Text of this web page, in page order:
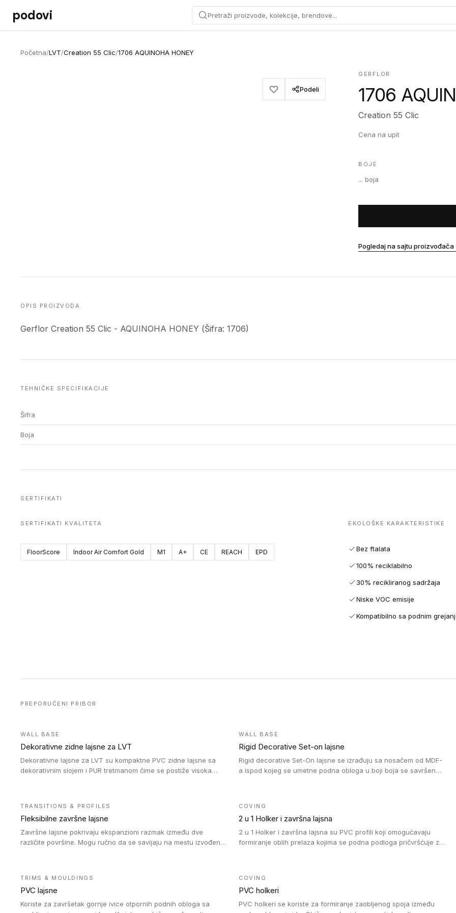
Preskoči na sadržaj
podovi Pretraži proizvode, kolekcije, brendove...
Početna/LVT/Creation 55 Clic/1706 AQUINOHA HONEY
Podeli
GERFLOR
1706
Creation 55 Clic
Cena na upit
BOJE
... boja
Pogledaj na sajtu proizvođača
OPIS PROIZVODA
Gerflor Creation 55 Clic - AQUINOHA HONEY (Šifra: 1706)
TEHNIČKE SPECIFIKACIJE
Šifra
Boja
SERTIFIKATI
SERTIFIKATI KVALITETA
FloorScore Indoor Air Comfort Gold M1 A+ CE REACH EPD
EKOLOŠKE KARAKTERISTIKE
Bez ftalata
100% reciklabilno
30% recikliranog sadržaja
Niske VOC emisije
Kompatibilno sa podnim
PREPORUČENI PRIBOR
WALL BASE
Dekorativne zidne lajsne za LVT
Dekorativne lajsne za LVT su kompaktne PVC zidne lajsne sa
dekorativnim slojem i PUR tretmanom čime se postiže visoka
WALL BASE
Rigid Decorative Set-on lajsne
Rigid decorative Set-On lajsne se izrađuju sa nosačem od MDF-
a ispod kojeg se umetne podna obloga u boji boja se savršeno
TRANSITIONS & PROFILES
Fleksibilne završne lajsne
Završne lajsne pokrivaju ekspanzioni razmak između dve
različite površine. Mogu ručno da se savijaju na mestu izvođenja
(kompaktni i akustički), kao i sa podnim oblogama od linoleuma.
COVING
2 u 1 Holker i završna lajsna
2 u 1 Holker i završna lajsna su PVC profili koji omogućavaju
formiranje oblih prelaza kojima se podna podloga pričvršćuje za
TRIMS & MOULDINGS
PVC lajsne
Koriste za završetak gornje ivice otpornih podnih obloga sa
COVING
PVC holkeri
PVC holkeri se koriste za formiranje zaobljenog spoja između